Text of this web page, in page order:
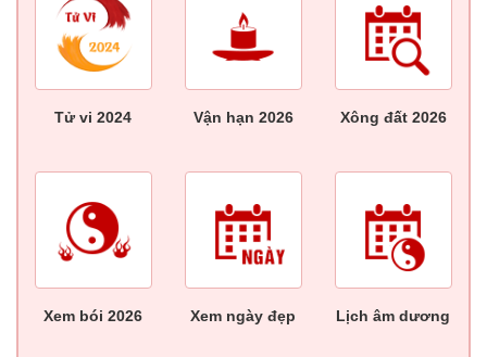
Tử vi 2024 Vận hạn 2026 Xông đất 2026
Xem bói 2026 Xem ngày đẹp Lịch âm dương